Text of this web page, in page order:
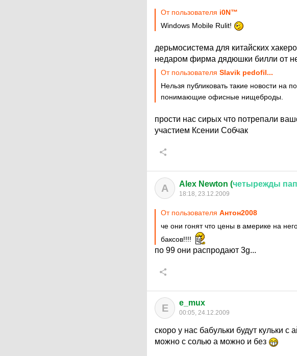
От пользователя i0N™
Windows Mobile Rulit!
дерьмосистема для китайских
недаром фирма дядюшки билли от
От пользователя Slavik pedofil...
Нельзя публиковать такие новости на
понимающие офисные нищеброды.
прости нас сирых что потрепали
участием Ксении Собчак
A Alex Newton (четырежды
18:18, 23.12.2009
От пользователя Антон2008
че они гонят что цены в америке на
баксов!!!!
по 99 они распродают 3g...
E e_mux
00:05, 24.12.2009
скоро у нас бабульки будут кульки
можно с солью а можно и без